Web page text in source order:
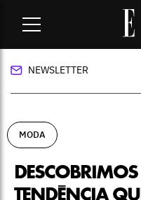
os looks da estação
NEWSLETTER
MODA
TENDÊNCIA